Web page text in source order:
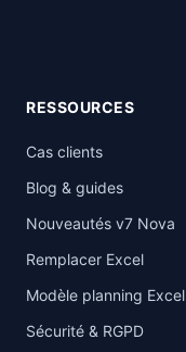
RESSOURCES
Cas clients
Blog & guides
Nouveautés v7 Nova
Remplacer Excel
Modèle planning Excel
Sécurité & RGPD